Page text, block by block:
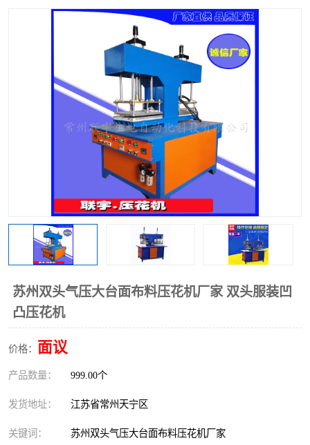
苏州双头气压大台面布料压花机厂家 双头服装凹
凸压花机
价格： 面议
产品数量： 999.00个
发货地址： 江苏省常州天宁区
关键词： 苏州双头气压大台面布料压花机厂家
自动超声波打片成型机
海绵产品成型机
其他超声波系列